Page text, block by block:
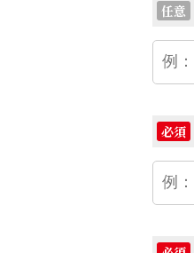
任意
必須